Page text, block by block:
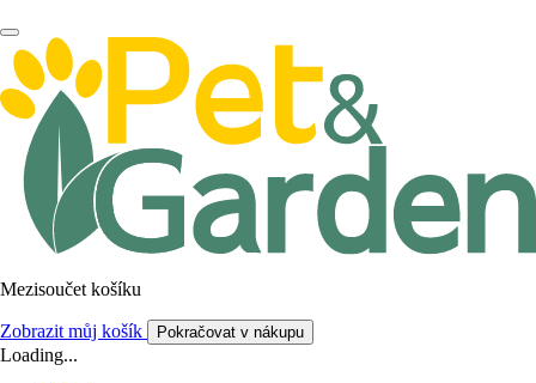
Mezisoučet košíku
Zobrazit můj košík Pokračovat v nákupu
Loading...